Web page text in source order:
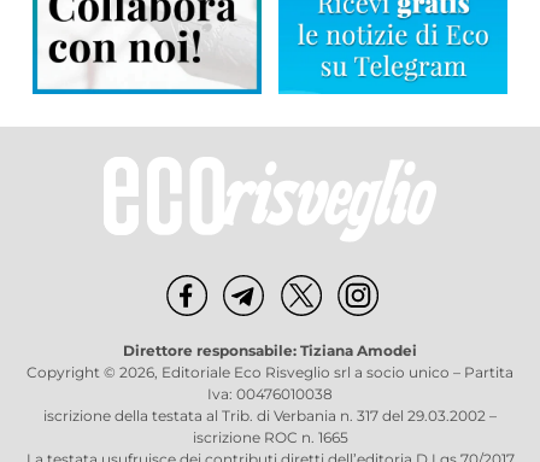
Direttore responsabile: Tiziana Amodei
Copyright © 2026, Editoriale Eco Risveglio srl a socio unico – Partita
Iva: 00476010038
iscrizione della testata al Trib. di Verbania n. 317 del 29.03.2002 –
iscrizione ROC n. 1665